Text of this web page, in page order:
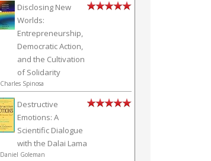
Disclosing New
Worlds:
Entrepreneurship,
Democratic Action,
and the Cultivation
of Solidarity
Charles Spinosa
Destructive
Emotions: A
Scientific Dialogue
with the Dalai Lama
Daniel Goleman